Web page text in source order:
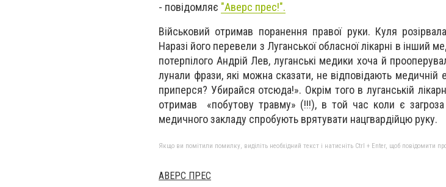
- повідомляє "Аверс прес!".
Військовий отримав поранення правої руки. Куля
Наразі його перевели з Луганської обласної лікарні в інший
потерпілого Андрій Лев, луганські медики хоча й
лунали фрази, які можна сказати, не відповідають
приперся? Убирайся отсюда!». Окрім того в луганській
отримав «побутову травму» (!!!), в той час коли є загроза
медичного закладу спробують врятувати нацгвардійцю руку.
Якщо ви помітили помилку, виділіть необхідний текст і натисніть Ctrl + Enter, щоб повідомити
АВЕРС ПРЕС